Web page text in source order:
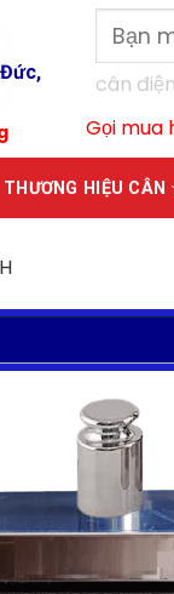
Tìm
kiếm:
cân
Gọi mua
THƯƠNG HIỆU CÂN